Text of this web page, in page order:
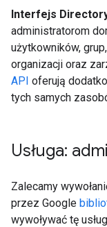
Interfejs
administratorom
użytkowników,
organizacji oraz
API oferują
tych samych
Usługa:
Zalecamy
przez Google
wywoływać tę